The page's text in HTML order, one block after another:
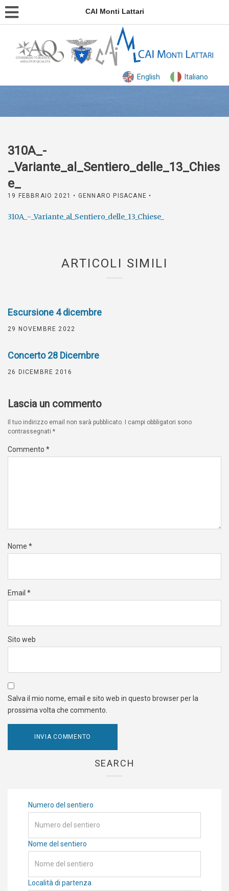
CAI Monti Lattari
English Italiano
310A_-
_Variante_al_Sentiero_delle_13_Chies
e_
19 FEBBRAIO 2021 • GENNARO PISACANE •
310A_-_Variante_al_Sentiero_delle_13_Chiese_
ARTICOLI SIMILI
Escursione 4 dicembre
29 NOVEMBRE 2022
Concerto 28 Dicembre
26 DICEMBRE 2016
Lascia un commento
Il tuo indirizzo email non sarà pubblicato. I campi obbligatori sono
contrassegnati *
Commento *
Nome *
Email *
Sito web
Salva il mio nome, email e sito web in questo browser per la
prossima volta che commento.
SEARCH
Numero del sentiero
Nome del sentiero
Località di partenza